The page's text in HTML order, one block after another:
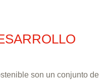
son un conjunto de